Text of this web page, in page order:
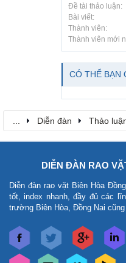
Đề tài thảo luận:
Bài viết:
Thành viên:
Thành viên mới
CÓ THỂ BẠN
Diễn đàn Thảo
DIỄN ĐÀN RAO
Diễn đàn rao vặt Biên Hòa
tốt, index nhanh, đầy đủ các
trường Biên Hòa, Đồng Nai